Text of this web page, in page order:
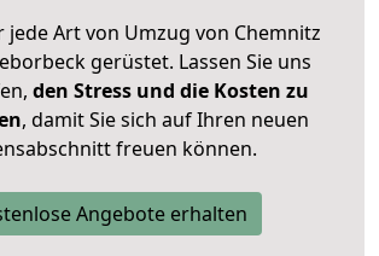
jede Art von Umzug von Chemnitz
gerüstet. Lassen Sie uns
den Stress und die Kosten zu
, damit Sie sich auf Ihren neuen
freuen können.
Angebote erhalten